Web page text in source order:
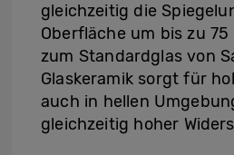
gleichzeitig die
Oberfläche um bis zu 75
zum Standardglas von
Glaskeramik sorgt für
auch in hellen
gleichzeitig hoher